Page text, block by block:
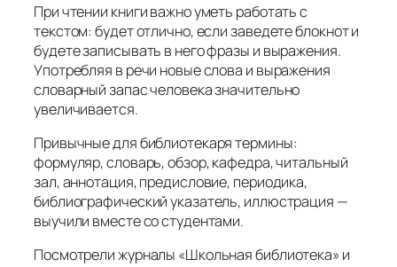
При чтении книги важно уметь работать с
текстом: будет отлично, если заведете блокнот и
будете записывать в него фразы и выражения.
Употребляя в речи новые слова и выражения
словарный запас человека значительно
увеличивается.
Привычные для библиотекаря термины:
формуляр, словарь, обзор, кафедра, читальный
зал, аннотация, предисловие, периодика,
библиографический указатель, иллюстрация —
выучили вместе со студентами.
Посмотрели журналы «Школьная библиотека» и